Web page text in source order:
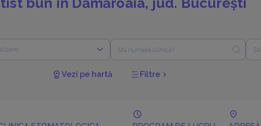
Vezi pe hartă Filtre chevron_right